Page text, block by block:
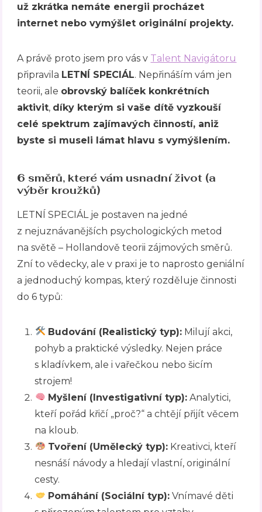
už zkrátka nemáte energii procházet
internet nebo vymýšlet originální projekty.
A právě proto jsem pro vás v Talent Navigátoru
připravila LETNÍ SPECIÁL. Nepřináším vám jen
teorii, ale obrovský balíček konkrétních
aktivit, díky kterým si vaše dítě vyzkouší
celé spektrum zajímavých činností, aniž
byste si museli lámat hlavu s vymýšlením.
6 směrů, které vám usnadní život (a
výběr kroužků)
LETNÍ SPECIÁL je postaven na jedné
z nejuznávanějších psychologických metod
na světě – Hollandově teorii zájmových směrů.
Zní to vědecky, ale v praxi je to naprosto geniální
a jednoduchý kompas, který rozděluje činnosti
do 6 typů:
Budování (Realistický typ):Milují akci,
pohyb a praktické výsledky. Nejen práce
s kladívkem, ale i vařečkou nebo šicím
strojem!
Myšlení (Investigativní typ):Analytici,
kteří pořád křičí „proč?“ a chtějí přijít věcem
na kloub.
Tvoření (Umělecký typ):Kreativci, kteří
nesnáší návody a hledají vlastní, originální
cesty.
Pomáhání (Sociální typ):Vnímavé děti